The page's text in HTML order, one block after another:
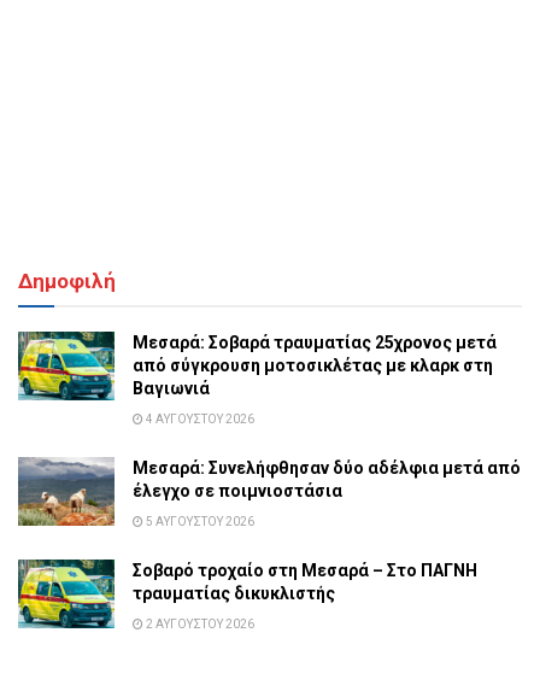
Δημοφιλή
Μεσαρά: Σοβαρά τραυματίας 25χρονος μετά
από σύγκρουση μοτοσικλέτας με κλαρκ στη
Βαγιωνιά
4 ΑΥΓΟΎΣΤΟΥ 2026
Μεσαρά: Συνελήφθησαν δύο αδέλφια μετά από
έλεγχο σε ποιμνιοστάσια
5 ΑΥΓΟΎΣΤΟΥ 2026
Σοβαρό τροχαίο στη Μεσαρά – Στο ΠΑΓΝΗ
τραυματίας δικυκλιστής
2 ΑΥΓΟΎΣΤΟΥ 2026